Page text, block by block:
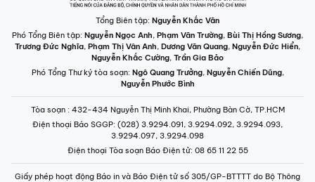
Tổng Biên tập: Nguyễn Khắc Văn
Phó Tổng Biên tập: Nguyễn Ngọc Anh, Phạm Văn Trường, Bùi Thị Hồng Sương,
Trương Đức Nghĩa, Phạm Thị Vân Anh, Dương Văn Quang, Nguyễn Đức Hiển,
Nguyễn Khắc Cường, Trần Gia Bảo
Phó Tổng Thư ký tòa soạn: Ngô Quang Trưởng, Nguyễn Chiến Dũng,
Nguyễn Phước Bình
Tòa soạn : 432-434 Nguyễn Thị Minh Khai, Phường Bàn Cờ, TP.HCM
Điện thoại Báo SGGP: (028) 3.9294.091, 3.9294.092, 3.9294.093,
3.9294.097, 3.9294.098
Điện thoại Tòa soạn Báo Điện tử: 08 65 11 22 55
Giấy phép hoạt động Báo in và Báo Điện tử số 305/GP-BTTTT do Bộ Thông